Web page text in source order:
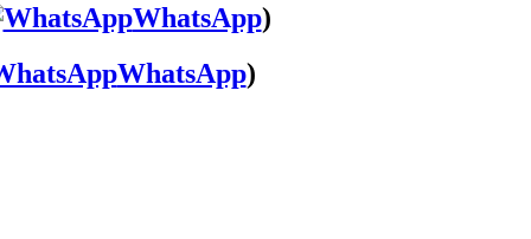
WhatsApp)
WhatsApp)